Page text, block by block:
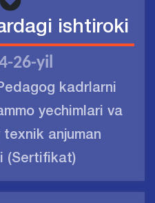
ishtiroki
26-yil
kadrlarni
yechimlari va
anjuman
(Sertifikat)